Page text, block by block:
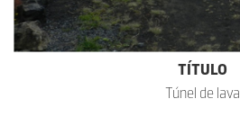
TÍTULO
Túnel de lava